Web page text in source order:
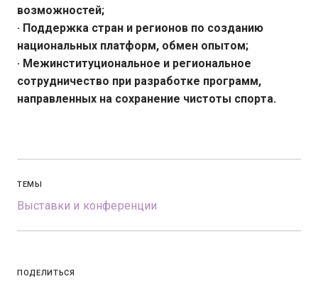
возможностей;
· Поддержка стран и регионов по созданию
национальных платформ, обмен опытом;
· Межинституциональное и региональное
сотрудничество при разработке программ,
направленных на сохранение чистоты спорта.
ТЕМЫ
Выставки и конференции
ПОДЕЛИТЬСЯ